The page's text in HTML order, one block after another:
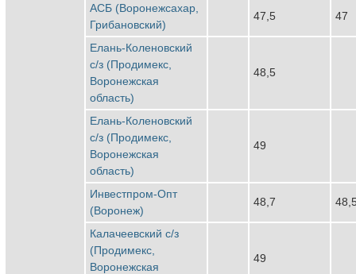
АСБ (Воронежсахар,
Грибановский)
47,5 47
Елань-Коленовский
с/з (Продимекс,
Воронежская
область)
48,5
Елань-Коленовский
с/з (Продимекс,
Воронежская
область)
49
Инвестпром-Опт
(Воронеж)
48,7
Калачеевский с/з
(Продимекс,
Воронежская
49